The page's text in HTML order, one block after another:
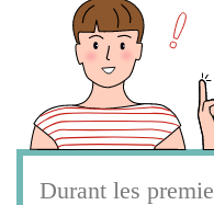
Durant les